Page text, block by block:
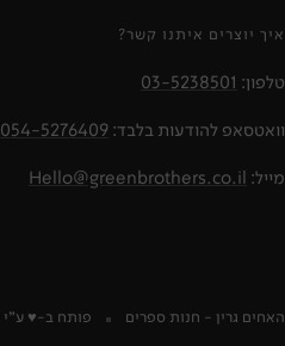
איך יוצרים איתנו קשר?
טלפון: 03-5238501
וואטסאפ להודעות בלבד: 054-5276409
מייל: Hello@greenbrothers.co.il
האחים גרין - חנות ספרים פותח ב-♥️ ע״י